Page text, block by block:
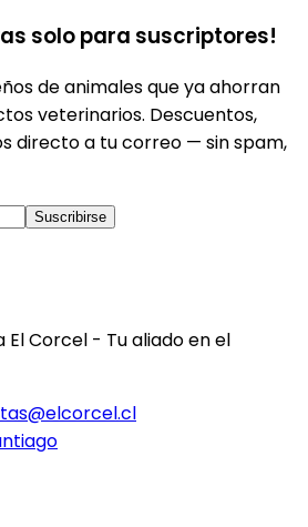
solo para suscriptores!
de animales que ya ahorran
veterinarios. Descuentos,
directo a tu correo — sin spam,
Suscribirse
Corcel - Tu aliado en el